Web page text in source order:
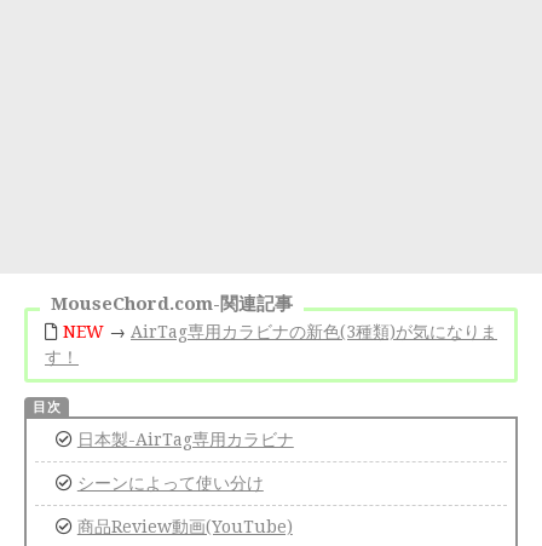
MouseChord.com-関連記事
NEW → AirTag専用カラビナの新色(3種類)が気になりま
す！
日本製-AirTag専用カラビナ
シーンによって使い分け
商品Review動画(YouTube)